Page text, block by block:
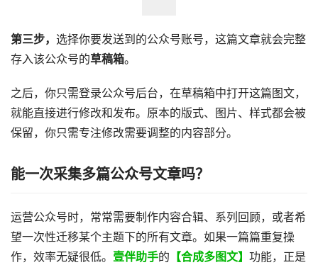
第三步， 选择你要发送到的公众号账号，这篇文章就会完整
存入该公众号的草稿箱。
之后，你只需登录公众号后台，在草稿箱中打开这篇图文，
就能直接进行修改和发布。原本的版式、图片、样式都会被
保留，你只需专注修改需要调整的内容部分。
能一次采集多篇公众号文章吗？
运营公众号时，常常需要制作内容合辑、系列回顾，或者希
望一次性迁移某个主题下的所有文章。如果一篇篇重复操
作，效率无疑很低。 壹伴助手的 【合成多图文】 功能，正是